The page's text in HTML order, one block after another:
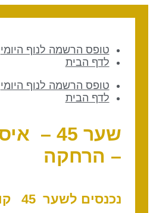
טופס הרשמה לנוף היומי
לדף הבית
טופס הרשמה לנוף היומי
לדף הבית
– הרחקה
נכנסים לשער 45 ק ו 3 ב – 05